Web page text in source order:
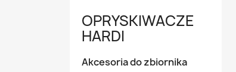
OPRYSKIWACZE
HARDI
Akcesoria do zbiornika